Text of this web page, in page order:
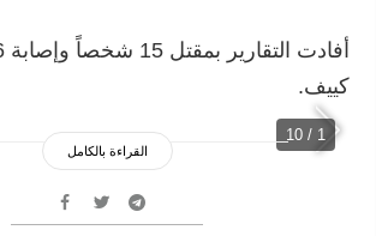
كييف.
1 / 10
القراءة بالكامل